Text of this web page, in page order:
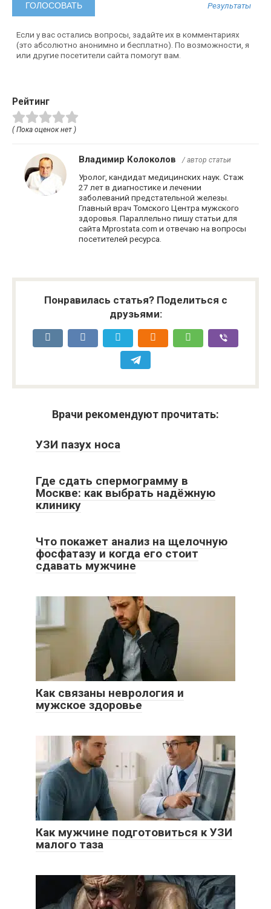
Результаты
Если у вас остались вопросы, задайте их в комментариях
(это абсолютно анонимно и бесплатно). По возможности, я
или другие посетители сайта помогут вам.
Рейтинг
( Пока оценок нет )
Владимир Колоколов / автор статьи
Уролог, кандидат медицинских наук. Стаж
27 лет в диагностике и лечении
заболеваний предстательной железы.
Главный врач Томского Центра мужского
здоровья. Параллельно пишу статьи для
сайта Mprostata.com и отвечаю на вопросы
посетителей ресурса.
Понравилась статья? Поделиться с
друзьями:
Врачи рекомендуют прочитать:
УЗИ пазух носа
Где сдать спермограмму в
Москве: как выбрать надёжную
клинику
Что покажет анализ на щелочную
фосфатазу и когда его стоит
сдавать мужчине
Как связаны неврология и
мужское здоровье
Как мужчине подготовиться к УЗИ
малого таза